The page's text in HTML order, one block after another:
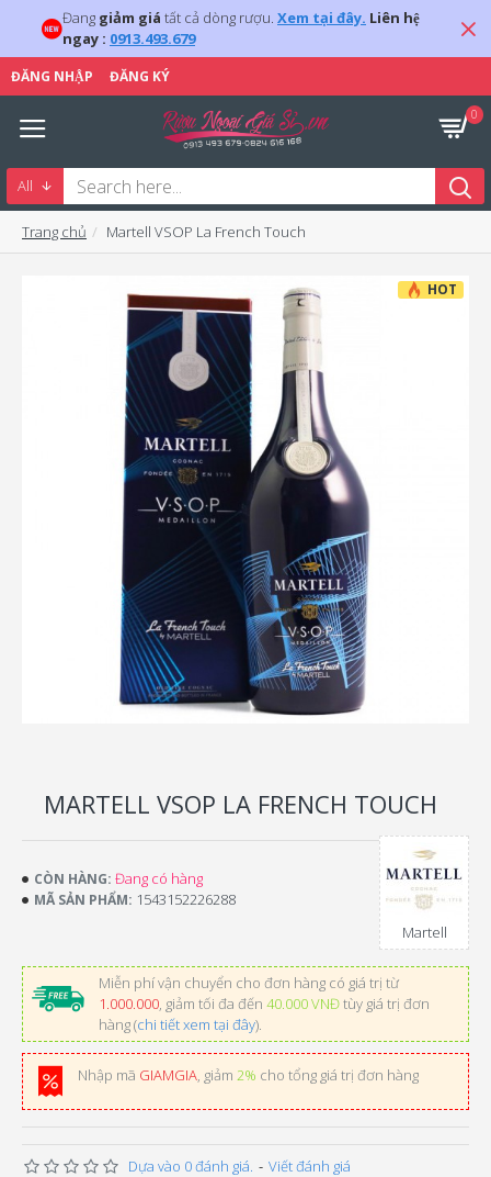
Đang giảm giá tất cả dòng rượu. Xem tại đây. Liên hệ
ngay : 0913.493.679
ĐĂNG NHẬP ĐĂNG KÝ
0
All
Trang chủ Martell VSOP La French Touch
HOT
MARTELL VSOP LA FRENCH TOUCH
Miễn phí vận chuyển cho đơn hàng có giá trị từ
1.000.000, giảm tối đa đến 40.000 VNĐtùy giá trị đơn
hàng (chi tiết xem tại đây).
Nhập mã GIAMGIA, giảm 2% cho tổng giá trị đơn hàng
CÒN HÀNG: Đang có hàng
MÃ SẢN PHẨM: 1543152226288
Martell
Dựa vào 0 đánh giá. - Viết đánh giá